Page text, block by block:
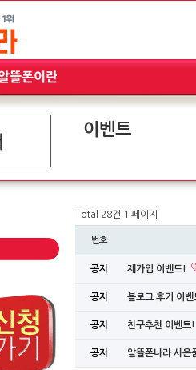
이벤트
Total 28건 1 페이지
번호
공지 재가입 이벤트!
공지 블로그 후기 이벤
공지 친구추천 이벤트!
공지 알뜰폰나라 사은